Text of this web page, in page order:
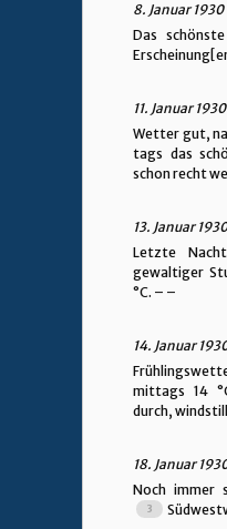
8. Januar 1930
Das
11. Januar 1930
Wetter gut,
tags das
schon recht
13. Januar 1930
Letzte
gewaltiger
°C. – –
14. Januar
mittags 14
durch,
18. Januar
Noch immer